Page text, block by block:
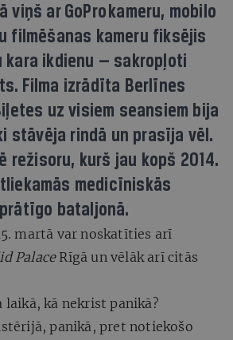
viņš ar GoPro kameru, mobilo
filmēšanas kameru fiksējis
ikdienu — sakropļoti
Filma izrādīta Berlīnes
uz visiem seansiem bija
stāvēja rindā un prasīja vēl.
režisoru, kurš jau kopš 2014.
medicīniskās
bataljonā.
martā var noskatīties arī
PalaceRīgā un vēlāk arī citās
laikā, kā nekrist panikā?
panikā, pret notiekošo